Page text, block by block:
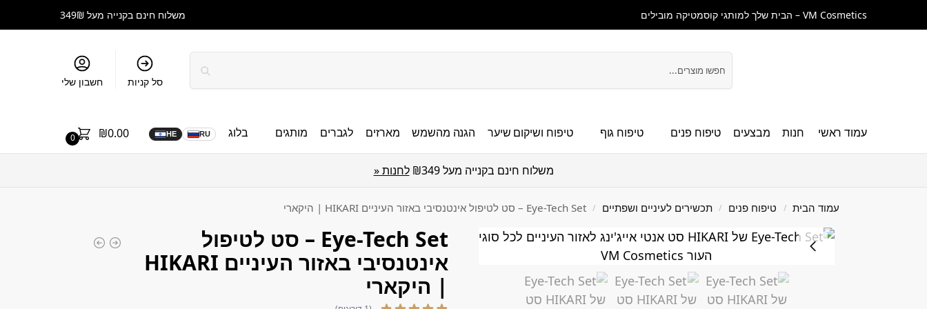
VM Cosmetics – הבית שלך למותגי קוסמטיקה מובילים משלוח חינם בקנייה מעל 349₪
סל קניות חשבון שלי
עמוד ראשי חנות מבצעים טיפוח פנים טיפוח גוף טיפוח ושיקום שיער הגנה מהשמש מארזים לגברים מותגים בלוג HE RU
₪0.00
0
משלוח חינם בקנייה מעל ₪349 לחנות «
עמוד הבית / טיפוח פנים / תכשירים לעיניים ושפתיים / Eye-Tech Set – סט לטיפול אינטנסיבי באזור העיניים HIKARI | היקארי
Eye-Tech Set – סט לטיפול
אינטנסיבי באזור העיניים HIKARI
| היקארי